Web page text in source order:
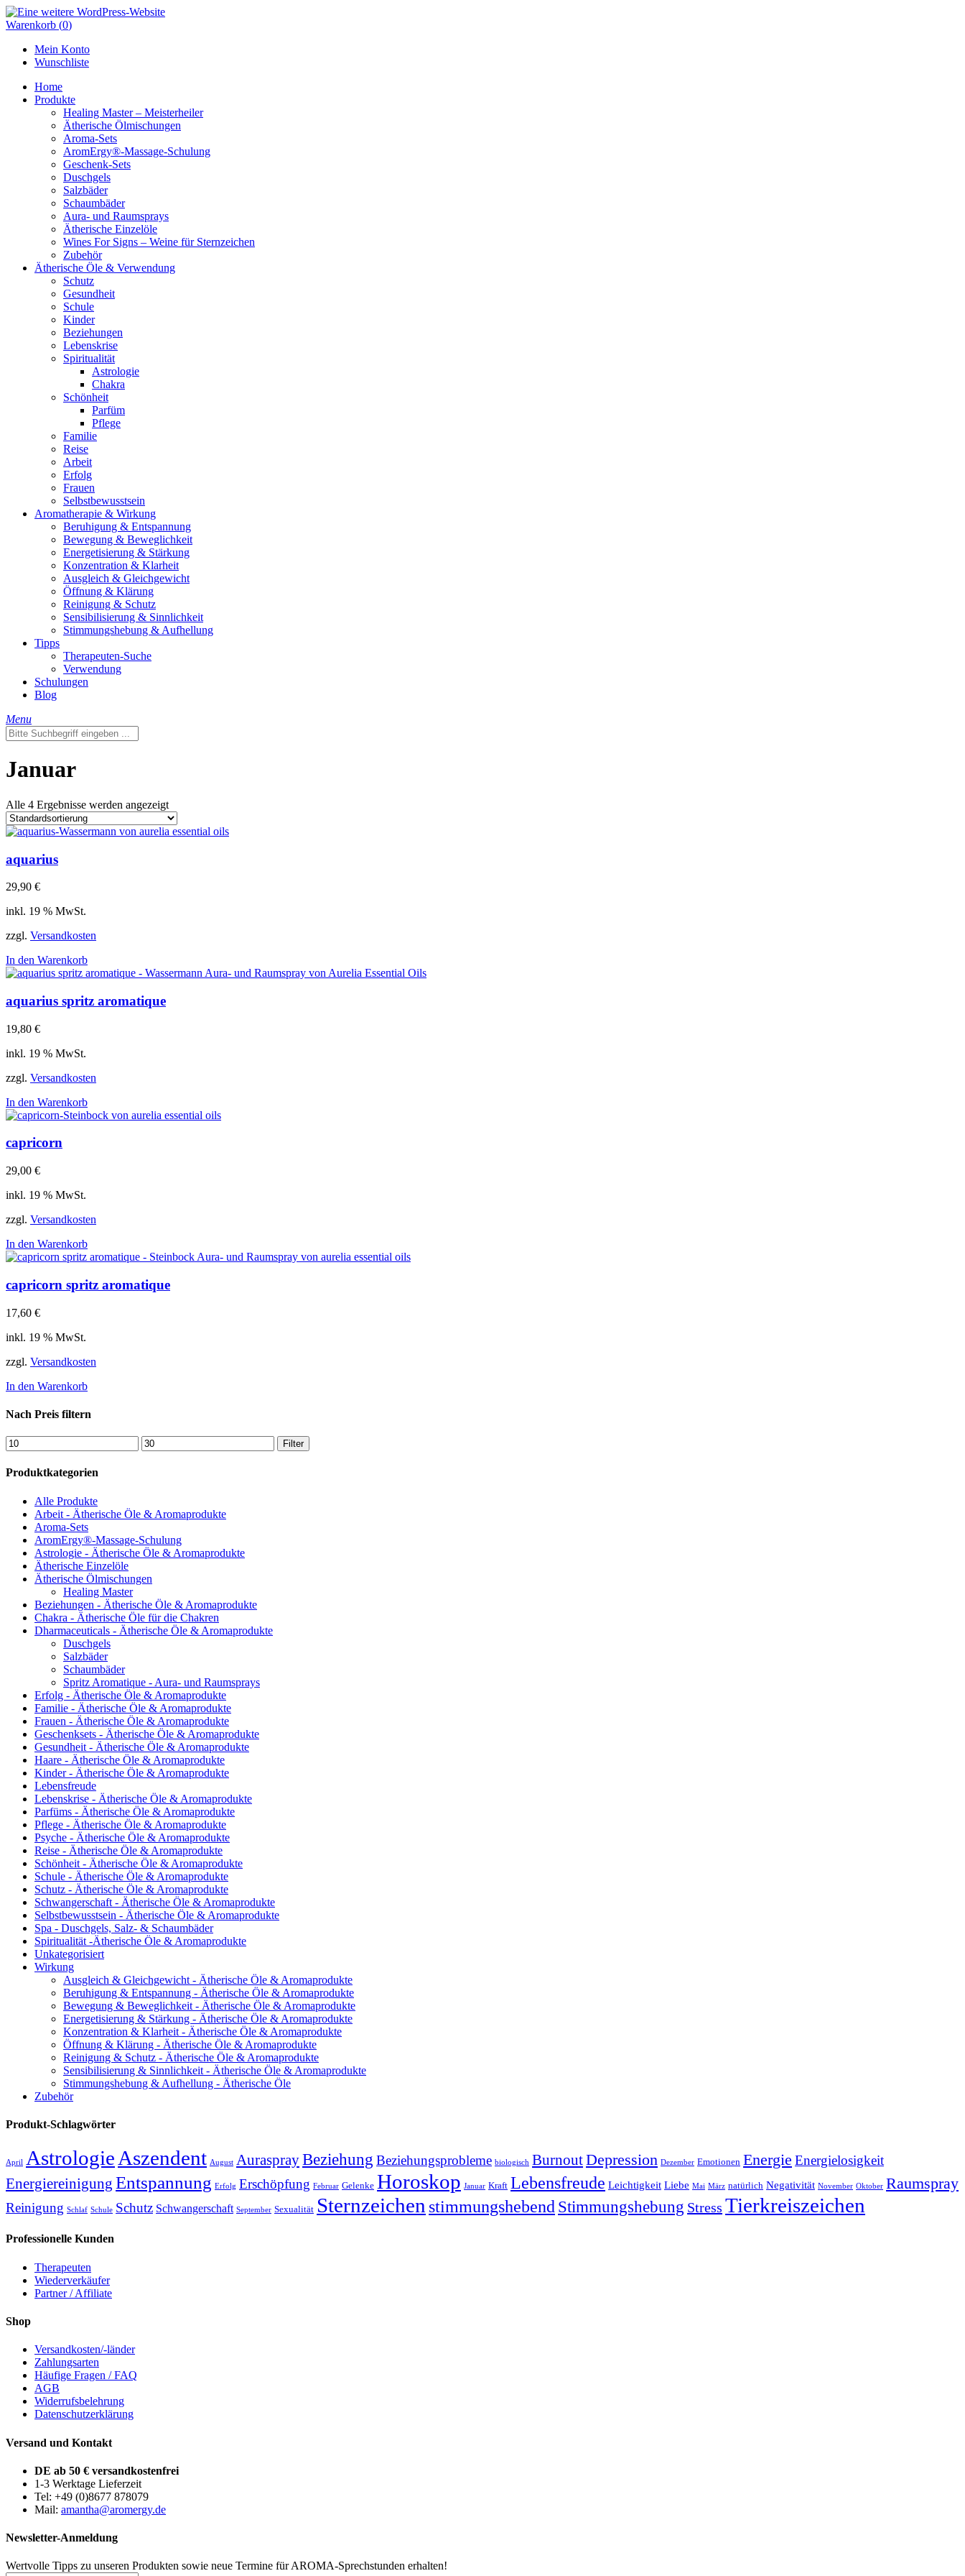
Skip
to
Warenkorb (0)
Mein Konto
Wunschliste
Home
Produkte
Healing Master – Meisterheiler
Ätherische Ölmischungen
Aroma-Sets
AromErgy®-Massage-Schulung
Geschenk-Sets
Duschgels
Salzbäder
Schaumbäder
Aura- und Raumsprays
Ätherische Einzelöle
Wines For Signs – Weine für Sternzeichen
Zubehör
Ätherische Öle & Verwendung
Schutz
Gesundheit
Schule
Kinder
Beziehungen
Lebenskrise
Spiritualität
Astrologie
Chakra
Schönheit
Parfüm
Pflege
Familie
Reise
Arbeit
Erfolg
Frauen
Selbstbewusstsein
Aromatherapie & Wirkung
Beruhigung & Entspannung
Bewegung & Beweglichkeit
Energetisierung & Stärkung
Konzentration & Klarheit
Ausgleich & Gleichgewicht
Öffnung & Klärung
Reinigung & Schutz
Sensibilisierung & Sinnlichkeit
Stimmungshebung & Aufhellung
Tipps
Therapeuten-Suche
Verwendung
Schulungen
Blog
Menu
Januar
Alle 4 Ergebnisse werden angezeigt
aquarius
29,90 €
inkl. 19 % MwSt.
zzgl. Versandkosten
In den Warenkorb
aquarius spritz aromatique
19,80 €
inkl. 19 % MwSt.
zzgl. Versandkosten
In den Warenkorb
capricorn
29,00 €
inkl. 19 % MwSt.
zzgl. Versandkosten
In den Warenkorb
capricorn spritz aromatique
17,60 €
inkl. 19 % MwSt.
zzgl. Versandkosten
In den Warenkorb
Nach Preis filtern
Min.
Preis
Max.
Preis
Filter
Produktkategorien
Alle Produkte
Arbeit - Ätherische Öle & Aromaprodukte
Aroma-Sets
AromErgy®-Massage-Schulung
Astrologie - Ätherische Öle & Aromaprodukte
Ätherische Einzelöle
Ätherische Ölmischungen
Healing Master
Beziehungen - Ätherische Öle & Aromaprodukte
Chakra - Ätherische Öle für die Chakren
Dharmaceuticals - Ätherische Öle & Aromaprodukte
Duschgels
Salzbäder
Schaumbäder
Spritz Aromatique - Aura- und Raumsprays
Erfolg - Ätherische Öle & Aromaprodukte
Familie - Ätherische Öle & Aromaprodukte
Frauen - Ätherische Öle & Aromaprodukte
Geschenksets - Ätherische Öle & Aromaprodukte
Gesundheit - Ätherische Öle & Aromaprodukte
Haare - Ätherische Öle & Aromaprodukte
Kinder - Ätherische Öle & Aromaprodukte
Lebensfreude
Lebenskrise - Ätherische Öle & Aromaprodukte
Parfüms - Ätherische Öle & Aromaprodukte
Pflege - Ätherische Öle & Aromaprodukte
Psyche - Ätherische Öle & Aromaprodukte
Reise - Ätherische Öle & Aromaprodukte
Schönheit - Ätherische Öle & Aromaprodukte
Schule - Ätherische Öle & Aromaprodukte
Schutz - Ätherische Öle & Aromaprodukte
Schwangerschaft - Ätherische Öle & Aromaprodukte
Selbstbewusstsein - Ätherische Öle & Aromaprodukte
Spa - Duschgels, Salz- & Schaumbäder
Spiritualität -Ätherische Öle & Aromaprodukte
Unkategorisiert
Wirkung
Ausgleich & Gleichgewicht - Ätherische Öle & Aromaprodukte
Beruhigung & Entspannung - Ätherische Öle & Aromaprodukte
Bewegung & Beweglichkeit - Ätherische Öle & Aromaprodukte
Energetisierung & Stärkung - Ätherische Öle & Aromaprodukte
Konzentration & Klarheit - Ätherische Öle & Aromaprodukte
Öffnung & Klärung - Ätherische Öle & Aromaprodukte
Reinigung & Schutz - Ätherische Öle & Aromaprodukte
Sensibilisierung & Sinnlichkeit - Ätherische Öle & Aromaprodukte
Stimmungshebung & Aufhellung - Ätherische Öle
Zubehör
Produkt-Schlagwörter
April Astrologie Aszendent August AurasprayBeziehung Beziehungsprobleme biologisch BurnoutDepression Dezember Emotionen Energie Energielosigkeit
Energiereinigung Entspannung Erfolg Erschöpfung Februar Gelenke Horoskop Januar Kraft Lebensfreude Leichtigkeit Liebe Mai März natürlich Negativität November Oktober Raumspray
Reinigung Schlaf Schule Schutz Schwangerschaft September Sexualität Sternzeichen stimmungshebend Stimmungshebung Stress Tierkreiszeichen
Professionelle Kunden
Therapeuten
Wiederverkäufer
Partner / Affiliate
Shop
Versandkosten/-länder
Zahlungsarten
Häufige Fragen / FAQ
AGB
Widerrufsbelehrung
Datenschutzerklärung
Versand und Kontakt
DE ab 50 € versandkostenfrei
1-3 Werktage Lieferzeit
Tel: +49 (0)8677 878079
Mail: amantha@aromergy.de
Newsletter-Anmeldung
Wertvolle Tipps zu unseren Produkten sowie neue Termine für AROMA-Sprechstunden erhalten!